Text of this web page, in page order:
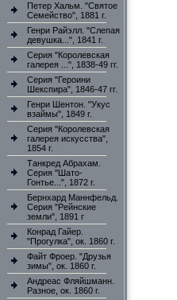
Петер Хальм. "Святое
Семейство", 1881 г.
Генри Райэлл. "Слепая
девушка...", 1841 г.
Серия "Королевская
галерея ...", 1838-49 гг.
Серия "Героини
Шекспира", 1846-47 гг.
Генри Шентон. "Укус
взаймы", 1849 г.
Серия "Королевская
галерея искусства",
1854 г.
Танкред Абрахам.
Серия "Шато-
Гонтье...", 1872 г.
Бернхард Маннфельд.
Серия "Рейнские
земли", 1891 г
Конрад Гайер.
"Прогулка", ок. 1860 г.
Файт Фроер. "Друзья
зимы", ок. 1860 г.
Андреас Фляйшманн.
Разное, ок. 1860 г.